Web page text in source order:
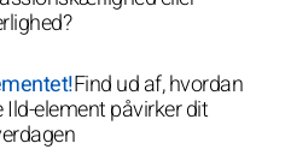
Find ud af, hvordan
Ild-element påvirker dit